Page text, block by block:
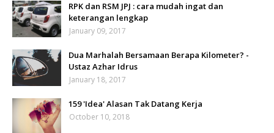
RPK dan RSM JPJ : cara mudah ingat dan
keterangan lengkap
January 09, 2017
Dua Marhalah Bersamaan Berapa Kilometer? -
Ustaz Azhar Idrus
January 18, 2017
159 'Idea' Alasan Tak Datang Kerja
October 10, 2018